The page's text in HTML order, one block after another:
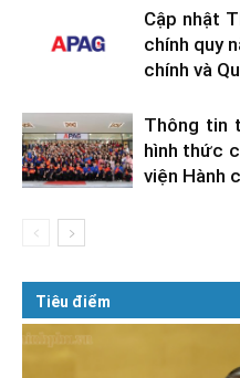
Cập nhật
chính quy
chính và
Thông tin
hình thức
viện Hành
Tiêu điểm